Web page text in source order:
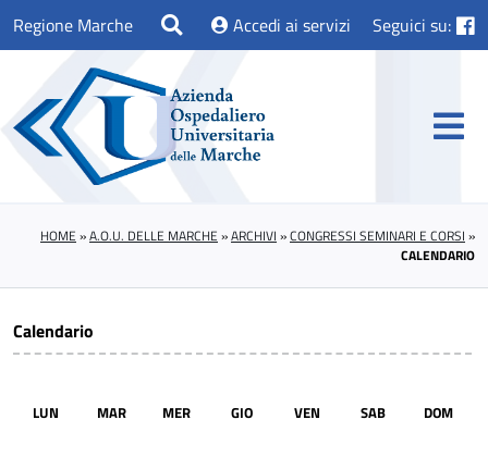
Regione Marche Accedi ai servizi Seguici su:
HOME »A.O.U. DELLE MARCHE »ARCHIVI »CONGRESSI SEMINARI E CORSI »
CALENDARIO
Calendario
LUN MAR MER GIO VEN SAB DOM